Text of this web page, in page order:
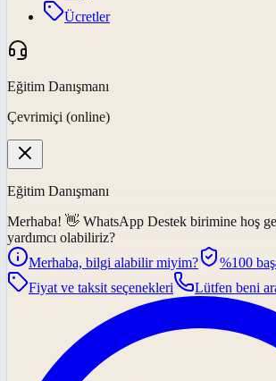
Ücretler
Eğitim Danışmanı
Çevrimiçi (online)
Eğitim Danışmanı
Merhaba! 👋 WhatsApp Destek birimine hoş
yardımcı olabiliriz?
Merhaba, bilgi alabilir miyim?
%100
Fiyat ve taksit seçenekleri
Lütfen beni